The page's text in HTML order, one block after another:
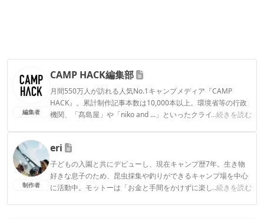
編集者
CAMP HACK編集部
月間550万人が訪れる人気No.1キャンプメディア『CAMP
HACK』。累計制作記事本数は10,000本以上。環境省等の行政
機関、「髙島屋」や「niko and ...」といったクライアントとの
...続きを読む
CAMP HACK編集部のプロフィール
制作者
eri
子どもの入園と共にデビューし、現在キャンプ歴7年。生き物
好きな息子のため、昆虫採集や釣りができるキャンプ場を中心
に活動中。モットーは「お金と手間をかけずに楽しく！」とい
...続きを読む